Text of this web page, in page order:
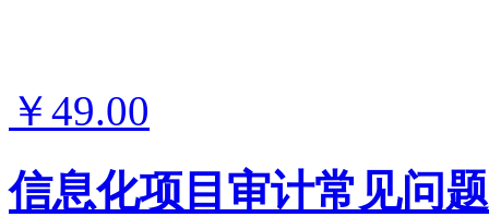
￥49.00
信息化项目审计常见问题